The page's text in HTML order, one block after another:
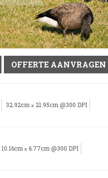
OFFERTE AANVRAGEN
32.92cm x 21.95cm @300 DPI
10.16cm x 6.77cm @300 DPI